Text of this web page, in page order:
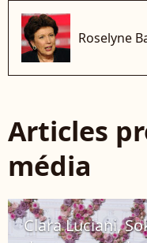
Roselyne
Articles
média
Clara Luciani,